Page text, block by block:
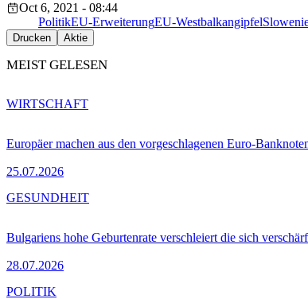
Oct 6, 2021 - 08:44
PolitikEU-ErweiterungEU-Westbalkangipfel
Drucken Aktie
MEIST GELESEN
Europäer machen aus den vorgeschlagenen Euro-
25.07.2026
WIRTSCHAFT
Bulgariens hohe Geburtenrate verschleiert die sich
28.07.2026
GESUNDHEIT
POLITIK